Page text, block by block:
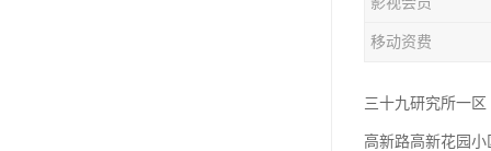
移动资费
三十九研究所一区
高新路高新花园小